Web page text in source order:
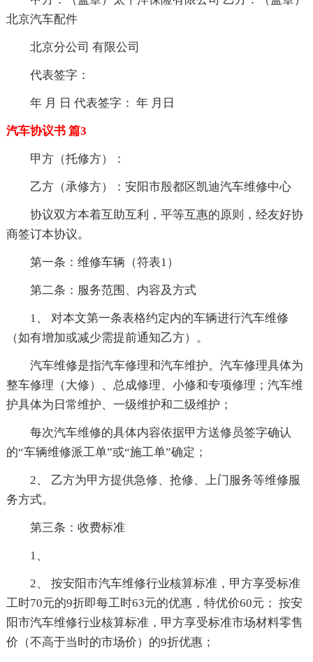
北京汽车配件
北京分公司 有限公司
代表签字：
年 月 日 代表签字： 年 月日
汽车协议书 篇3
甲方（托修方）：
乙方（承修方）：安阳市殷都区凯迪汽车维修中心
协议双方本着互助互利，平等互惠的原则，经友好协
商签订本协议。
第一条：维修车辆（符表1）
第二条：服务范围、内容及方式
1、 对本文第一条表格约定内的车辆进行汽车维修
（如有增加或减少需提前通知乙方）。
汽车维修是指汽车修理和汽车维护。汽车修理具体为
整车修理（大修）、总成修理、小修和专项修理；汽车维
护具体为日常维护、一级维护和二级维护；
每次汽车维修的具体内容依据甲方送修员签字确认
的“车辆维修派工单”或“施工单”确定；
2、 乙方为甲方提供急修、抢修、上门服务等维修服
务方式。
第三条：收费标准
1、
2、 按安阳市汽车维修行业核算标准，甲方享受标准
工时70元的9折即每工时63元的优惠，特优价60元； 按安
阳市汽车维修行业核算标准，甲方享受标准市场材料零售
价（不高于当时的市场价）的9折优惠；